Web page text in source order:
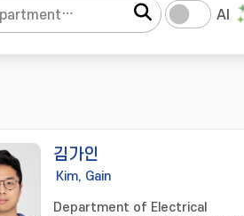
AI
김가인
Kim, Gain
Department of Electrical